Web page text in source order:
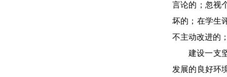
言论的；忽视
坏的；在学生
不主动改进的
建设一支
发展的良好环